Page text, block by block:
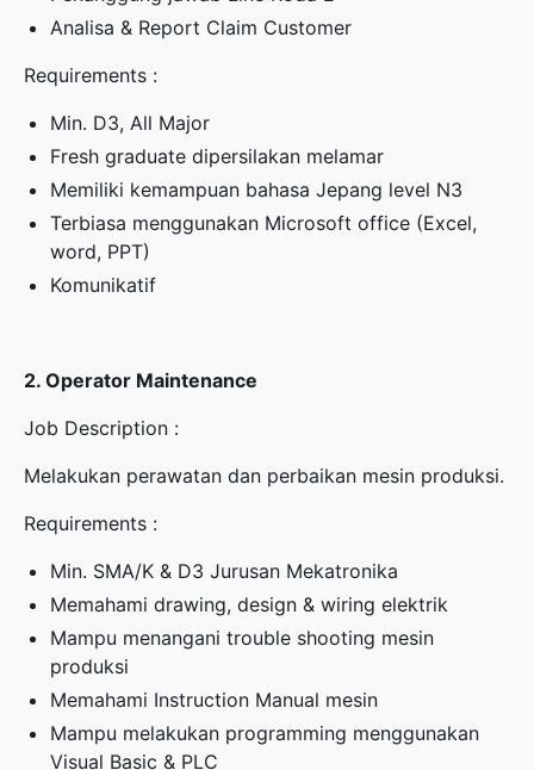
Analisa & Report Claim Customer
Requirements :
Min. D3, All Major
Fresh graduate dipersilakan melamar
Memiliki kemampuan bahasa Jepang level N3
Terbiasa menggunakan Microsoft office (Excel,
word, PPT)
Komunikatif
2. Operator Maintenance
Job Description :
Melakukan perawatan dan perbaikan mesin produksi.
Requirements :
Min. SMA/K & D3 Jurusan Mekatronika
Memahami drawing, design & wiring elektrik
Mampu menangani trouble shooting mesin
produksi
Memahami Instruction Manual mesin
Mampu melakukan programming menggunakan
Visual Basic & PLC